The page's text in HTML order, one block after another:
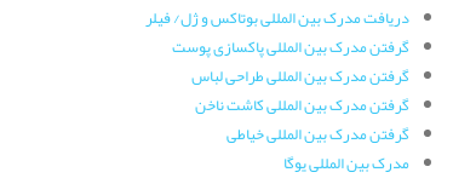
دریافت مدرک بین المللی بوتاکس و ژل/ فیلر
گرفتن مدرک بین المللی پاکسازی پوست
گرفتن مدرک بین المللی طراحی لباس
گرفتن مدرک بین المللی کاشت ناخن
گرفتن مدرک بین المللی خیاطی
مدرک بین المللی یوگا